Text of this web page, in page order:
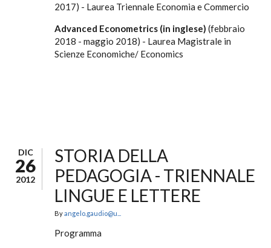
2017) - Laurea Triennale Economia e Commercio
Advanced Econometrics (in inglese) (febbraio
2018 - maggio 2018) - Laurea Magistrale in
Scienze Economiche/ Economics
DIC
26
2012
STORIA DELLA
PEDAGOGIA - TRIENNALE
LINGUE E LETTERE
By angelo.gaudio@u...
Programma